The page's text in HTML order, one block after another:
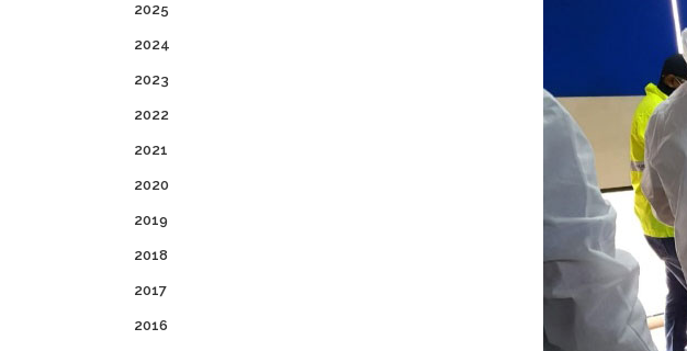
2025
2024
2023
2022
2021
2020
2019
2018
2017
2016